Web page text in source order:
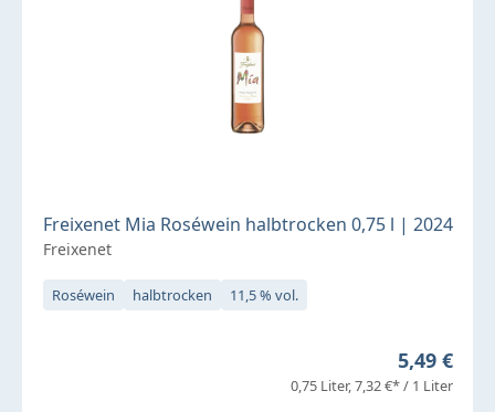
Freixenet Mia Roséwein halbtrocken 0,75 l | 2024
Freixenet
Roséwein halbtrocken 11,5 % vol.
Regulärer
5,49 €
0,75 Liter 7,32 €* / 1 Liter